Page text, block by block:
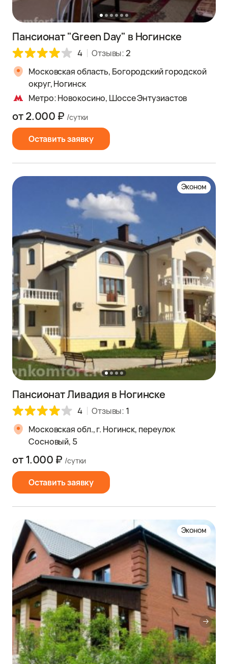
Пансионат "Green Day" в Ногинске
4 Отзывы: 2
Московская область, Богородский городской
округ, Ногинск
Метро: Новокосино, Шоссе Энтузиастов
Оставить заявку
от 2.000 ₽ /сутки
Эконом
Пансионат Ливадия в Ногинске
4 Отзывы: 1
Московская обл., г. Ногинск, переулок
Сосновый, 5
Оставить заявку
от 1.000 ₽ /сутки
Эконом